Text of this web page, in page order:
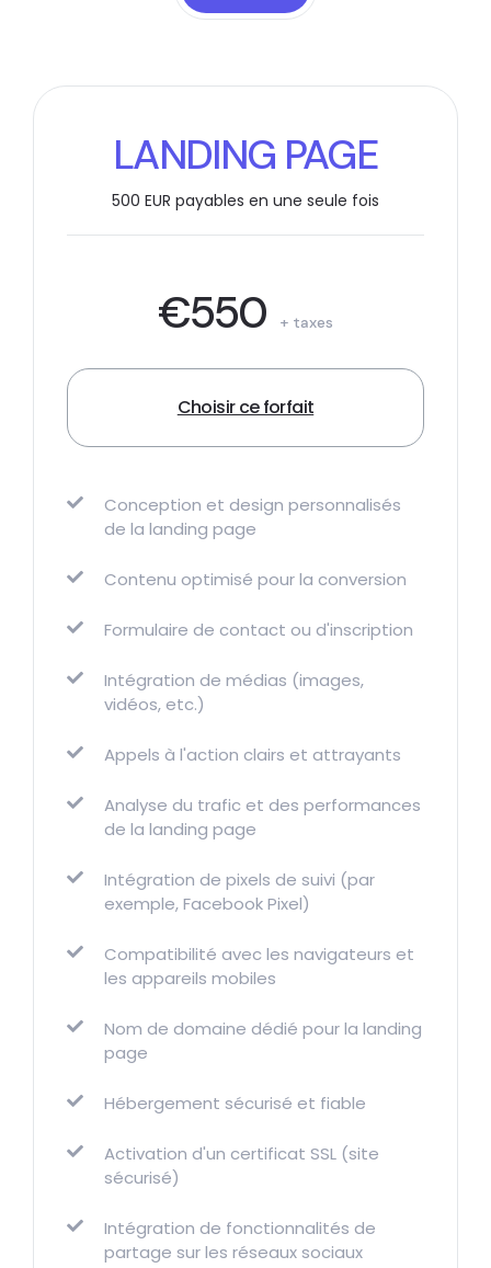
LANDING PAGE
500 EUR payables en une seule fois
€550 + taxes
Choisir ce forfait
Conception et design personnalisés
de la landing page
Contenu optimisé pour la conversion
Formulaire de contact ou d'inscription
Intégration de médias (images,
vidéos, etc.)
Appels à l'action clairs et attrayants
Analyse du trafic et des performances
de la landing page
Intégration de pixels de suivi (par
exemple, Facebook Pixel)
Compatibilité avec les navigateurs et
les appareils mobiles
Nom de domaine dédié pour la landing
page
Hébergement sécurisé et fiable
Activation d'un certificat SSL (site
sécurisé)
Intégration de fonctionnalités de
partage sur les réseaux sociaux